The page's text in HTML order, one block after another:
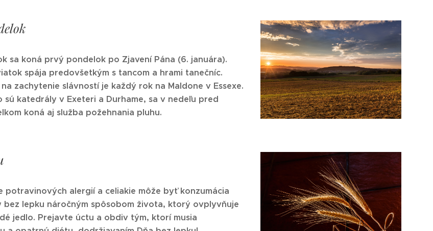
sa koná prvý pondelok po Zjavení Pána (6. januára).
spája predovšetkým s tancom a hrami tanečníc.
zachytenie slávností je každý rok na Maldone v Essexe.
sú katedrály v Exeteri a Durhame, sa v nedeľu pred
koná aj služba požehnania pluhu.
potravinových alergií a celiakie môže byť konzumácia
bez lepku náročným spôsobom života, ktorý ovplyvňuje
jedlo. Prejavte úctu a obdiv tým, ktorí musia